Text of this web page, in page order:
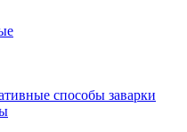
способы заварки